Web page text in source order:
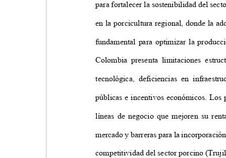
para fortalecer la sostenibilidad del
en la porcicultura regional, donde la
fundamental para optimizar la
Colombia presenta limitaciones
tecnológica, deficiencias en
públicas e incentivos económicos.
líneas de negocio que mejoren su
mercado y barreras para la
competitividad del sector porcino